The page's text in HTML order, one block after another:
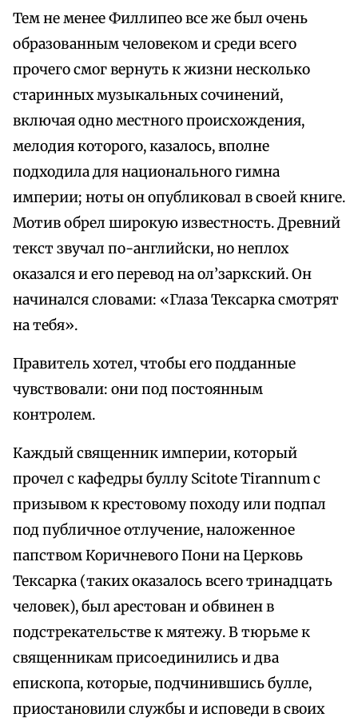
Тем не менее Филлипео все же был очень
образованным человеком и среди всего
прочего смог вернуть к жизни несколько
старинных музыкальных сочинений,
включая одно местного происхождения,
мелодия которого, казалось, вполне
подходила для национального гимна
империи; ноты он опубликовал в своей книге.
Мотив обрел широкую известность. Древний
текст звучал по-английски, но неплох
оказался и его перевод на ол’заркский. Он
начинался словами: «Глаза Тексарка смотрят
на тебя».
Правитель хотел, чтобы его подданные
чувствовали: они под постоянным
контролем.
Каждый священник империи, который
прочел с кафедры буллу Scitote Tirannum с
призывом к крестовому походу или подпал
под публичное отлучение, наложенное
папством Коричневого Пони на Церковь
Тексарка (таких оказалось всего тринадцать
человек), был арестован и обвинен в
подстрекательстве к мятежу. В тюрьме к
священникам присоединились и два
епископа, которые, подчинившись булле,
приостановили службы и исповеди в своих